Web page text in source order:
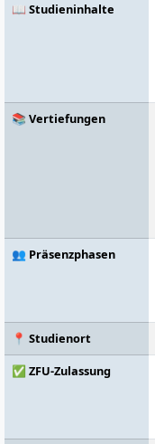
📖 Studieninhalte
📚 Vertiefungen
👥 Präsenzphasen
📍 Studienort
✅ ZFU-Zulassung